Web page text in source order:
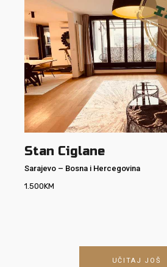
Stan Ciglane
Sarajevo – Bosna i Hercegovina
1.500KM
UČITAJ JOŠ